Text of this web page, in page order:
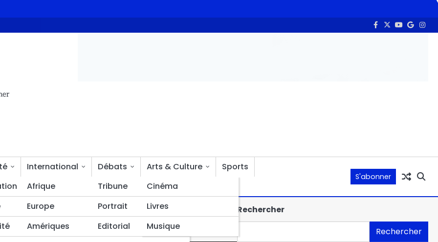
Banque mondiale
International
Afrique
Europe
Amériques
Débats
Tribune
Portrait
Editorial
Arts & Culture
Cinéma
Livres
Musique
Sports
& découvertes Bien-être
S'abonner
remet la HAMA à sa place
la HAMA à sa place
Rechercher
Rechercher